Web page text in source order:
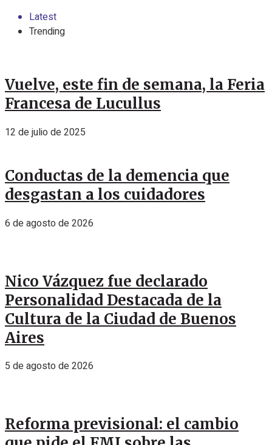
Latest
Trending
Vuelve, este fin de semana, la Feria
Francesa de Lucullus
12 de julio de 2025
Conductas de la demencia que
desgastan a los cuidadores
6 de agosto de 2026
Nico Vázquez fue declarado
Personalidad Destacada de la
Cultura de la Ciudad de Buenos
Aires
5 de agosto de 2026
Reforma previsional: el cambio